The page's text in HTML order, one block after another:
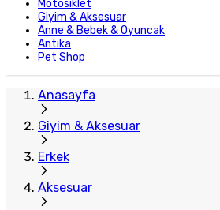
Motosiklet
Giyim & Aksesuar
Anne & Bebek & Oyuncak
Antika
Pet Shop
Anasayfa
Giyim & Aksesuar
Erkek
Aksesuar